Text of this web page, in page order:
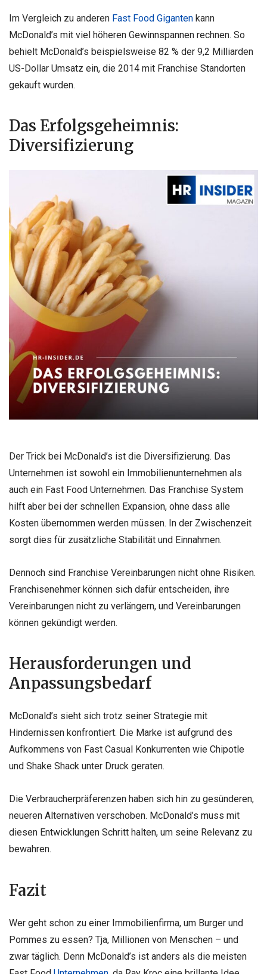
Im Vergleich zu anderen Fast Food Giganten kann
McDonald’s mit viel höheren Gewinnspannen rechnen. So
behielt McDonald’s beispielsweise 82 % der 9,2 Milliarden
US-Dollar Umsatz ein, die 2014 mit Franchise Standorten
gekauft wurden.
Das Erfolgsgeheimnis:
Diversifizierung
Der Trick bei McDonald’s ist die Diversifizierung. Das
Unternehmen ist sowohl ein Immobilienunternehmen als
auch ein Fast Food Unternehmen. Das Franchise System
hilft aber bei der schnellen Expansion, ohne dass alle
Kosten übernommen werden müssen. In der Zwischenzeit
sorgt dies für zusätzliche Stabilität und Einnahmen.
Dennoch sind Franchise Vereinbarungen nicht ohne Risiken.
Franchisenehmer können sich dafür entscheiden, ihre
Vereinbarungen nicht zu verlängern, und Vereinbarungen
können gekündigt werden.
Herausforderungen und
Anpassungsbedarf
McDonald’s sieht sich trotz seiner Strategie mit
Hindernissen konfrontiert. Die Marke ist aufgrund des
Aufkommens von Fast Casual Konkurrenten wie Chipotle
und Shake Shack unter Druck geraten.
Die Verbraucherpräferenzen haben sich hin zu gesünderen,
neueren Alternativen verschoben. McDonald’s muss mit
diesen Entwicklungen Schritt halten, um seine Relevanz zu
bewahren.
Fazit
Wer geht schon zu einer Immobilienfirma, um Burger und
Pommes zu essen? Tja, Millionen von Menschen – und
zwar täglich. Denn McDonald’s ist anders als die meisten